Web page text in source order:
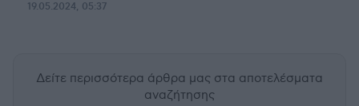
19.05.2024, 05:37
Δείτε περισσότερα άρθρα μας στα αποτελέσματα
αναζήτησης